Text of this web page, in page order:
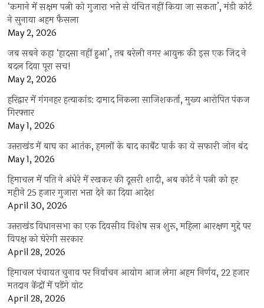
‘कमाने में सक्षम पत्नी को गुजारा भत्ते से वंचित नहीं किया जा सकता’, मंडी कोर्ट
ने सुनाया अहम फैसला
May 2, 2026
जब सबने कहा ‘हादसा नहीं हुआ’, तब बरेली नगर आयुक्त की इस एक जिद ने
बदल दिया पूरा सच!
May 2, 2026
हरिद्वार में गंगनहर हत्याकांड: दामाद निकला साजिशकर्ता, मुख्य आरोपित पंकज
गिरफ्तार
May 1, 2026
उत्तराखंड में बाघ का आतंक, हमलों के बाद कार्बेट पार्क का ये सफारी जोन बंद
May 1, 2026
हिमाचल में पति ने अंधेरे में रखकर की दूसरी शादी, अब कोर्ट ने पत्नी को हर
महीने 25 हजार गुजारा भत्ता देने का दिया आदेश
April 30, 2026
उत्तराखंड विधानसभा का एक दिवसीय विशेष सत्र शुरू, महिला आरक्षण मुद्दे पर
विपक्ष को घेरेगी सरकार
April 28, 2026
हिमाचल पंचायत चुनाव पर निर्वाचन आयोग आज लेगा अहम निर्णय, 22 हजार
मतदान केंद्रों में पड़ेंगे वोट
April 28, 2026